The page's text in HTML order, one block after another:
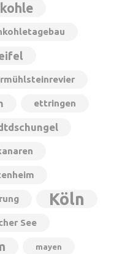
ettringen
Köln
See
mayen